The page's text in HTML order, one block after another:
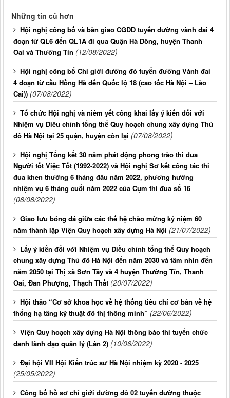
Những tin cũ hơn
Hội nghị công bố và bàn giao CGDD tuyến đường vành đai 4
đoạn từ QL6 đến QL1A đi qua Quận Hà Đông, huyện Thanh
Oai và Thường Tín (12/08/2022)
Hội nghị công bố Chỉ giới đường đỏ tuyến đường Vành đai
4 đoạn từ cầu Hồng Hà đến Quốc lộ 18 (cao tốc Hà Nội – Lào
Cai)) (07/08/2022)
Tổ chức Hội nghị và niêm yết công khai lấy ý kiến đối với
Nhiệm vụ Điều chỉnh tổng thể Quy hoạch chung xây dựng Thủ
đô Hà Nội tại 25 quận, huyện còn lại (07/08/2022)
Hội nghị Tổng kết 30 năm phát động phong trào thi đua
Người tốt Việc Tốt (1992-2022) và Hội nghị Sơ kết công tác thi
đua khen thưởng 6 tháng đầu năm 2022, phương hướng
nhiệm vụ 6 tháng cuối năm 2022 của Cụm thi đua số 16
(08/08/2022)
Giao lưu bóng đá giữa các thế hệ chào mừng kỷ niệm 60
năm thành lập Viện Quy hoạch xây dựng Hà Nội (21/07/2022)
Lấy ý kiến đối với Nhiệm vụ Điều chỉnh tổng thể Quy hoạch
chung xây dựng Thủ đô Hà Nội đến năm 2030 và tầm nhìn đến
năm 2050 tại Thị xã Sơn Tây và 4 huyện Thường Tín, Thanh
Oai, Đan Phượng, Thạch Thất (20/07/2022)
Hội thảo “Cơ sở khoa học về hệ thống tiêu chí cơ bản về hệ
thống hạ tầng kỹ thuật đô thị thông minh” (22/06/2022)
Viện Quy hoạch xây dựng Hà Nội thông báo thi tuyển chức
danh lãnh đạo quản lý (Lần 2) (10/06/2022)
Đại hội VII Hội Kiến trúc sư Hà Nội nhiệm kỳ 2020 - 2025
(25/05/2022)
Công bố hồ sơ chỉ giới đường đỏ 02 tuyến đường thuộc